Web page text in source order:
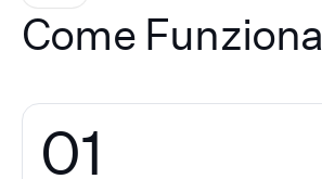
Come Funziona
01